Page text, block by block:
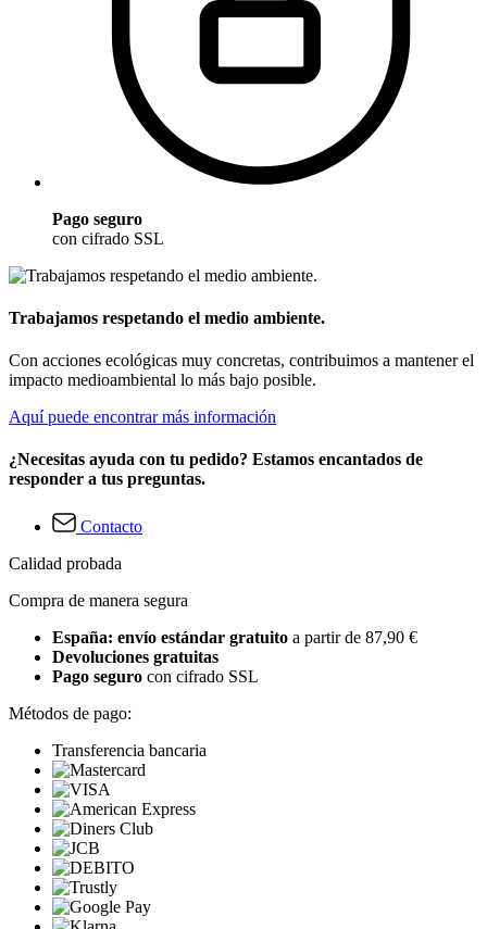
Pago seguro
con cifrado SSL
Trabajamos respetando el medio ambiente.
Con acciones ecológicas muy concretas, contribuimos a mantener el
impacto medioambiental lo más bajo posible.
Aquí puede encontrar más información
¿Necesitas ayuda con tu pedido? Estamos encantados de
responder a tus preguntas.
Contacto
Calidad probada
Compra de manera segura
España: envío estándar gratuito a partir de 87,90 €
Devoluciones gratuitas
Pago seguro con cifrado SSL
Métodos de pago:
Transferencia bancaria